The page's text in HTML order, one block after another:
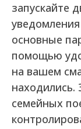
запускайте
основные
помощью
на вашем
находились.
семейных